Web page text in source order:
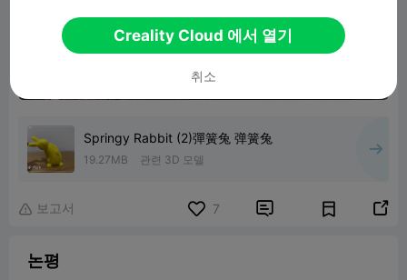
Springy Rabbit (2)彈簧兔 弹簧兔
19.27MB 관련 3D 모델
 보고서 7  
논평
Creality Cloud 에서 열기
취소